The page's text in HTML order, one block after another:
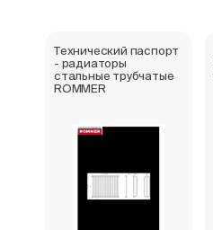
Технический паспорт
- радиаторы
стальные трубчатые
ROMMER